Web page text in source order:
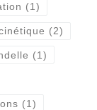
(1)
(2)
(1)
(1)